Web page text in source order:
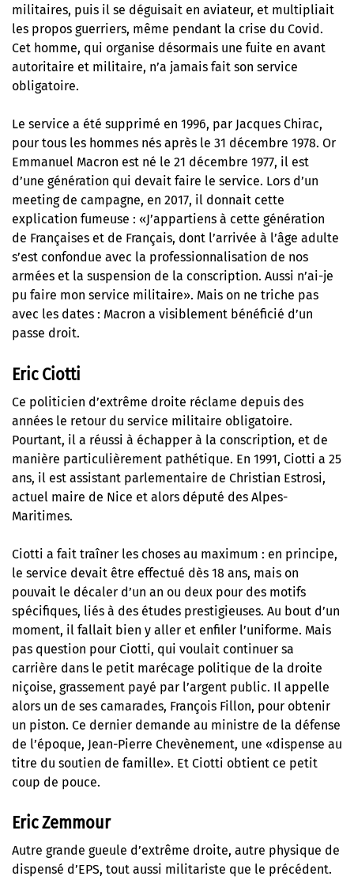
militaires, puis il se déguisait en aviateur, et multipliait
les propos guerriers, même pendant la crise du Covid.
Cet homme, qui organise désormais une fuite en avant
autoritaire et militaire, n’a jamais fait son service
obligatoire.
Le service a été supprimé en 1996, par Jacques Chirac,
pour tous les hommes nés après le 31 décembre 1978. Or
Emmanuel Macron est né le 21 décembre 1977, il est
d’une génération qui devait faire le service. Lors d’un
meeting de campagne, en 2017, il donnait cette
explication fumeuse : «J’appartiens à cette génération
de Françaises et de Français, dont l’arrivée à l’âge adulte
s’est confondue avec la professionnalisation de nos
armées et la suspension de la conscription. Aussi n’ai-je
pu faire mon service militaire». Mais on ne triche pas
avec les dates : Macron a visiblement bénéficié d’un
passe droit.
Eric Ciotti
Ce politicien d’extrême droite réclame depuis des
années le retour du service militaire obligatoire.
Pourtant, il a réussi à échapper à la conscription, et de
manière particulièrement pathétique. En 1991, Ciotti a 25
ans, il est assistant parlementaire de Christian Estrosi,
actuel maire de Nice et alors député des Alpes-
Maritimes.
Ciotti a fait traîner les choses au maximum : en principe,
le service devait être effectué dès 18 ans, mais on
pouvait le décaler d’un an ou deux pour des motifs
spécifiques, liés à des études prestigieuses. Au bout d’un
moment, il fallait bien y aller et enfiler l’uniforme. Mais
pas question pour Ciotti, qui voulait continuer sa
carrière dans le petit marécage politique de la droite
niçoise, grassement payé par l’argent public. Il appelle
alors un de ses camarades, François Fillon, pour obtenir
un piston. Ce dernier demande au ministre de la défense
de l’époque, Jean-Pierre Chevènement, une «dispense au
titre du soutien de famille». Et Ciotti obtient ce petit
coup de pouce.
Eric Zemmour
Autre grande gueule d’extrême droite, autre physique de
dispensé d’EPS, tout aussi militariste que le précédent.